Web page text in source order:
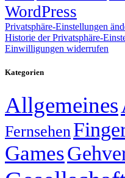
WordPress
Privatsphäre-Einstellungen
Historie der Privatsphäre-
Einwilligungen widerrufen
Kategorien
Allgemeines
Fernsehen
Games